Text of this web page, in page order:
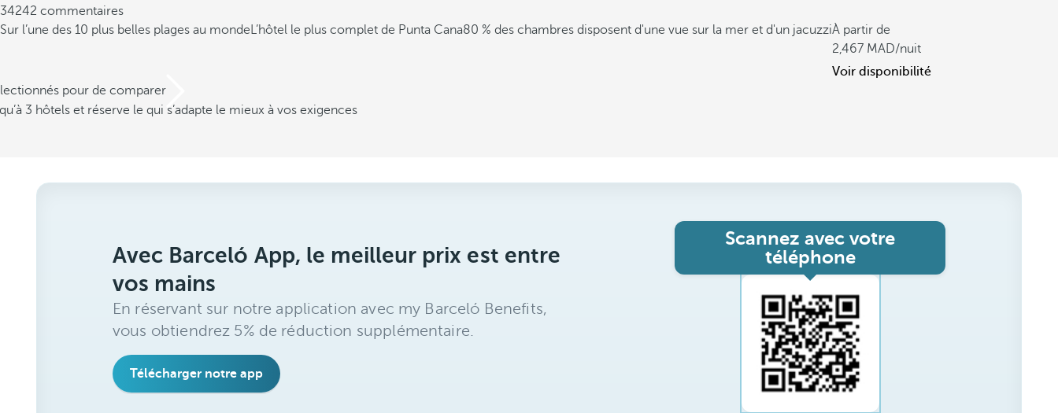
34242 commentaires
Sur l’une des 10 plus belles plages au mondeL’hôtel le plus complet de Punta Cana80 % des chambres disposent d'une vue sur la mer et d'un jacuzziÀ partir de
2,467
/nuit
Voir disponibilité
pour de comparer
3 hôtels et réserve le qui s’adapte le mieux à vos exigences
Avec Barceló App, le meilleur prix est entre
vos mains
En réservant sur notre application avec my Barceló Benefits,
vous obtiendrez 5% de réduction supplémentaire.
Télécharger notre app
Scannez avec votre
téléphone